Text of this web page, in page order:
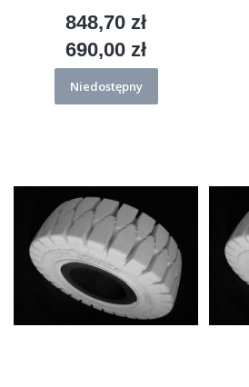
Cena
848,70 zł
Cena
690,00 zł
Niedostępny